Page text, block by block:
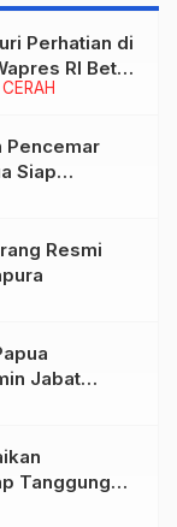
Perhatian di
RI Betah
Pencemar
Siap
Resmi
Jabat
Tanggung
MBG di